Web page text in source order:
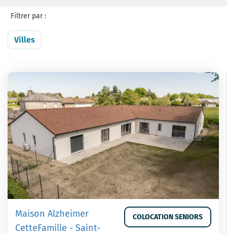
Filtrer par :
Villes
Maison Alzheimer
CetteFamille - Saint-
COLOCATION SENIORS